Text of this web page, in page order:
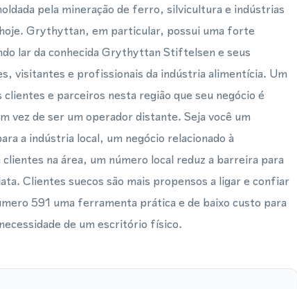
pela mineração de ferro, silvicultura e indústrias
Grythyttan, em particular, possui uma forte
lar da conhecida Grythyttan Stiftelsen e seus
visitantes e profissionais da indústria alimentícia. Um
e parceiros nesta região que seu negócio é
vez de ser um operador distante. Seja você um
a indústria local, um negócio relacionado à
na área, um número local reduz a barreira para
Clientes suecos são mais propensos a ligar e confiar
591 uma ferramenta prática e de baixo custo para
de um escritório físico.